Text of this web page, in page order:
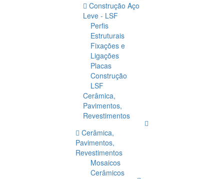
Construção Aço
Leve - LSF
Perfis
Estruturais
Fixações e
Ligações
Placas
Construção
LSF
Cerâmica,
Pavimentos,
Revestimentos
Cerâmica,
Pavimentos,
Revestimentos
Mosaicos
Cerâmicos